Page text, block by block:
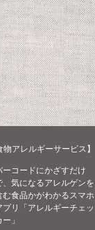
物アレルギーサービス】
ーコードにかざすだけ
、気になるアレルゲンを
む食品かがわかるスマホ
プリ「アレルギーチェッ
ー」